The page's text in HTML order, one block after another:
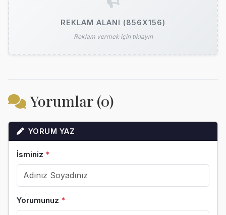
REKLAM ALANI (856X156)
Reklam vermek için tıklayın
Yorumlar (0)
YORUM YAZ
İsminiz *
Yorumunuz *